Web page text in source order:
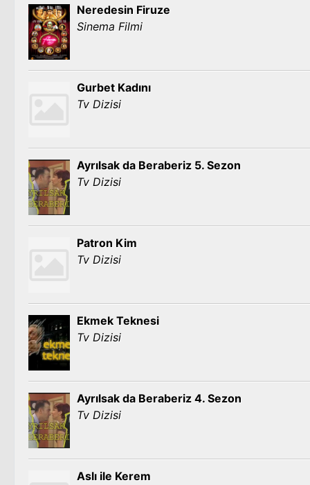
Neredesin Firuze
Sinema Filmi
Gurbet Kadını
Tv Dizisi
Ayrılsak da Beraberiz 5. Sezon
Tv Dizisi
Patron Kim
Tv Dizisi
Ekmek Teknesi
Tv Dizisi
Ayrılsak da Beraberiz 4. Sezon
Tv Dizisi
Aslı ile Kerem